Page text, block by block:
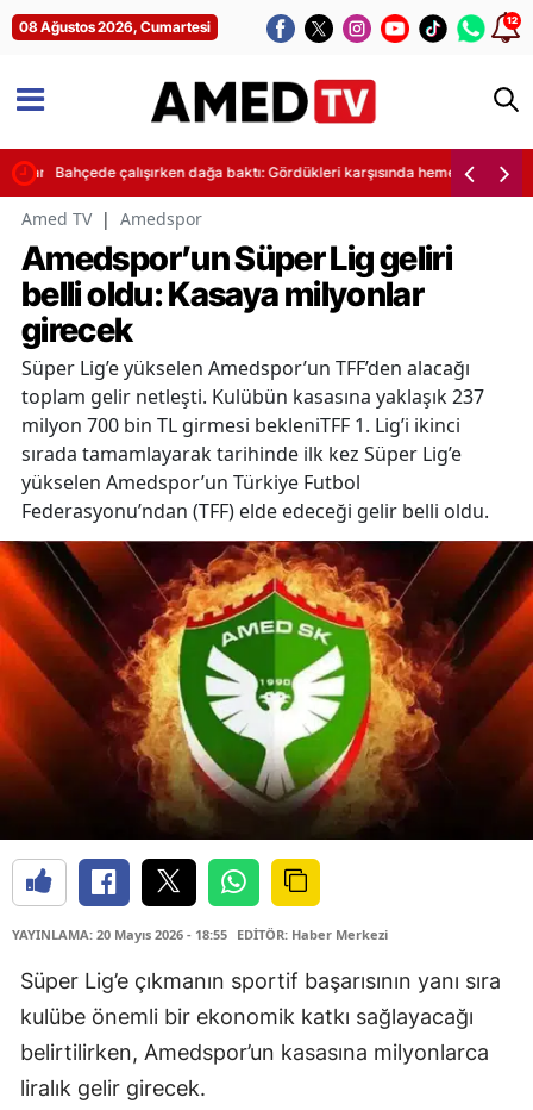
08 Ağustos 2026, Cumartesi 12
yaralandıBahçede çalışırken dağa baktı: Gördükleri karşısında hemen telefonuna
Amed TV | Amedspor
Amedspor’un Süper Lig geliri
belli oldu: Kasaya milyonlar
girecek
Süper Lig’e yükselen Amedspor’un TFF’den alacağı
toplam gelir netleşti. Kulübün kasasına yaklaşık 237
milyon 700 bin TL girmesi bekleniTFF 1. Lig’i ikinci
sırada tamamlayarak tarihinde ilk kez Süper Lig’e
yükselen Amedspor’un Türkiye Futbol
Federasyonu’ndan (TFF) elde edeceği gelir belli oldu.
YAYINLAMA: 20 Mayıs 2026 - 18:55 EDİTÖR: Haber Merkezi
Süper Lig’e çıkmanın sportif başarısının yanı sıra
kulübe önemli bir ekonomik katkı sağlayacağı
belirtilirken, Amedspor’un kasasına milyonlarca
liralık gelir girecek.